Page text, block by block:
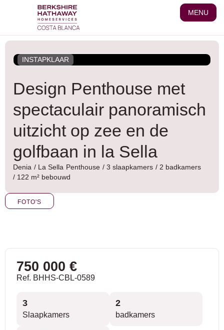
inhoud
MENU
INSTAPKLAAR
Design Penthouse met
spectaculair panoramisch
uitzicht op zee en de
golfbaan in la Sella
Denia / La Sella Penthouse / 3 slaapkamers / 2 badkamers
/ 122 m² bebouwd
FOTO'S
750 000 €
Ref. BHHS-CBL-0589
3
Slaapkamers
2
badkamers